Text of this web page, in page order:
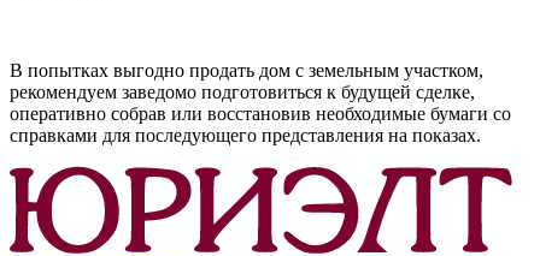
В попытках выгодно продать дом с земельным участком,
рекомендуем заведомо подготовиться к будущей сделке,
оперативно собрав или восстановив необходимые бумаги со
справками для последующего представления на показах.